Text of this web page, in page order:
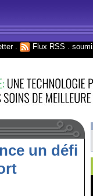
. Flux RSS
un défi